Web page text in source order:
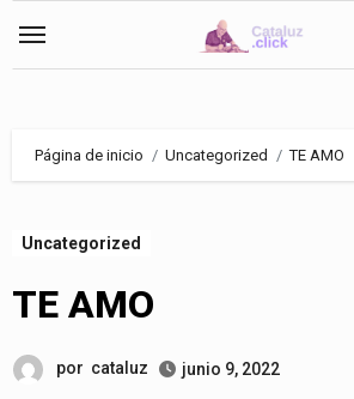
Página de inicio Uncategorized TE AMO
Uncategorized
TE AMO
por cataluz junio 9, 2022